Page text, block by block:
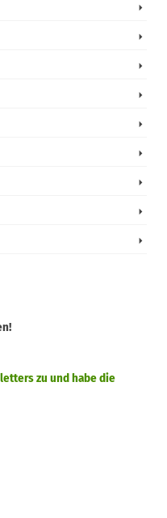
zu und habe die